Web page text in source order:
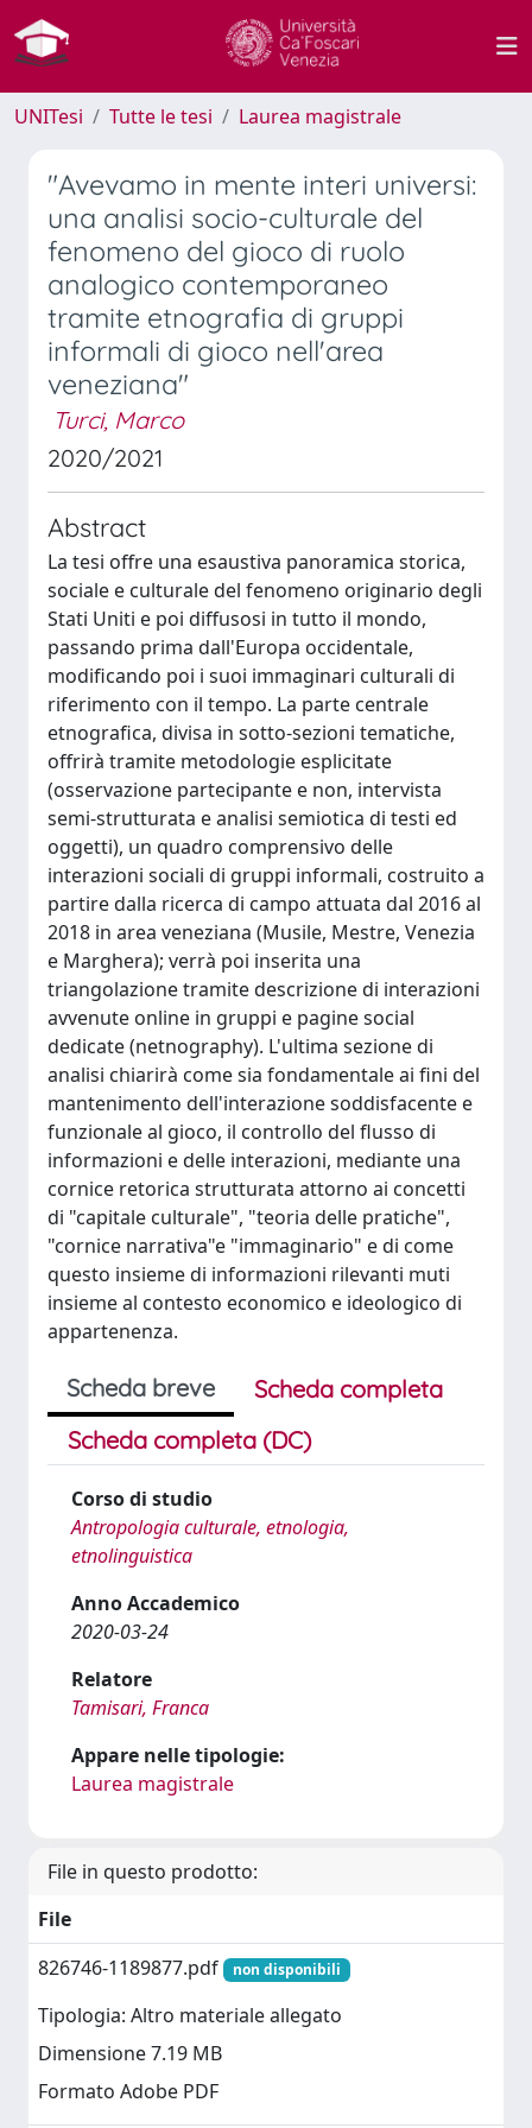
UNITesi Tutte le tesi Laurea magistrale
"Avevamo in mente interi universi:
una analisi socio-culturale del
fenomeno del gioco di ruolo
analogico contemporaneo
tramite etnografia di gruppi
informali di gioco nell'area
veneziana"
Turci, Marco
2020/2021
Abstract
La tesi offre una esaustiva panoramica storica,
sociale e culturale del fenomeno originario degli
Stati Uniti e poi diffusosi in tutto il mondo,
passando prima dall'Europa occidentale,
modificando poi i suoi immaginari culturali di
riferimento con il tempo. La parte centrale
etnografica, divisa in sotto-sezioni tematiche,
offrirà tramite metodologie esplicitate
(osservazione partecipante e non, intervista
semi-strutturata e analisi semiotica di testi ed
oggetti), un quadro comprensivo delle
interazioni sociali di gruppi informali, costruito a
partire dalla ricerca di campo attuata dal 2016 al
2018 in area veneziana (Musile, Mestre, Venezia
e Marghera); verrà poi inserita una
triangolazione tramite descrizione di interazioni
avvenute online in gruppi e pagine social
dedicate (netnography). L'ultima sezione di
analisi chiarirà come sia fondamentale ai fini del
mantenimento dell'interazione soddisfacente e
funzionale al gioco, il controllo del flusso di
informazioni e delle interazioni, mediante una
cornice retorica strutturata attorno ai concetti
di "capitale culturale", "teoria delle pratiche",
"cornice narrativa"e "immaginario" e di come
questo insieme di informazioni rilevanti muti
insieme al contesto economico e ideologico di
appartenenza.
Scheda breve
Scheda completa
Scheda completa (DC)
Corso di studio
Antropologia culturale, etnologia,
etnolinguistica
Anno Accademico
2020-03-24
Relatore
Tamisari, Franca
Appare nelle tipologie:
Laurea magistrale
File in questo prodotto:
File
826746-1189877.pdf
non disponibili
Tipologia: Altro materiale allegato
Dimensione 7.19 MB
Formato Adobe PDF